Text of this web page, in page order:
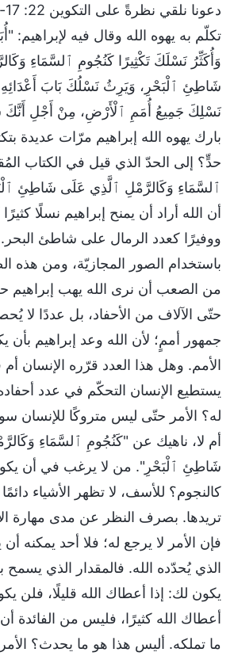
تكلّم به يهوه الله وقال فيه لإبراهيم:
وَأُكَثِّرُ نَسْلَكَ تَكْثِيرًا كَنُجُومِ ٱلسَّمَاءِ
شَاطِئِ ٱلْبَحْرِ، وَيَرِثُ نَسْلُكَ بَابَ
نَسْلِكَ جَمِيعُ أُمَمِ ٱلْأَرْضِ، مِنْ أَجْلِ
بارك يهوه الله إبراهيم مرّات عديدة
حدٍّ؟ إلى الحدّ الذي قيل في الكتاب
ٱلسَّمَاءِ وَكَالرَّمْلِ ٱلَّذِي عَلَى شَاطِئِ
أن الله أراد أن يمنح إبراهيم نسلًا
ووفيرًا كعدد الرمال على شاطئ البحر.
باستخدام الصور المجازيّة، ومن هذه
من الصعب أن نرى الله يهب إبراهيم
حتّى الآلاف من الأحفاد، بل عددًا لا
جمهور أممٍ؛ لأن الله وعد إبراهيم بأن
الأمم. وهل هذا العدد قرّره الإنسان
يستطيع الإنسان التحكّم في عدد
له؟ الأمر حتّى ليس متروكًا للإنسان
أم لا، ناهيك عن "كَنُجُومِ ٱلسَّمَاءِ
شَاطِئِ ٱلْبَحْرِ". من لا يرغب في أن
كالنجوم؟ للأسف، لا تظهر الأشياء
تريدها. بصرف النظر عن مدى مهارة
فإن الأمر لا يرجع له؛ فلا أحد يمكنه
الذي يُحدّده الله. فالمقدار الذي يسمح
يكون لك: إذا أعطاك الله قليلًا، فلن
أعطاك الله كثيرًا، فليس من الفائدة
ما تملكه. أليس هذا هو ما يحدث؟ الأمر